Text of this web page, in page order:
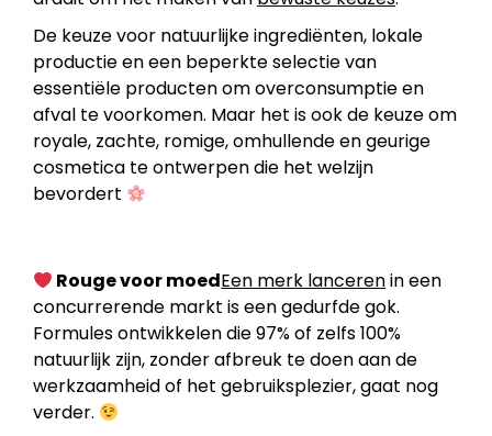
De keuze voor natuurlijke ingrediënten, lokale
productie en een beperkte selectie van
essentiële producten om overconsumptie en
afval te voorkomen. Maar het is ook de keuze om
royale, zachte, romige, omhullende en geurige
cosmetica te ontwerpen die het welzijn
bevordert
Rouge voor moedEen merk lancerenin een
concurrerende markt is een gedurfde gok.
Formules ontwikkelen die 97% of zelfs 100%
natuurlijk zijn, zonder afbreuk te doen aan de
werkzaamheid of het gebruiksplezier, gaat nog
verder.